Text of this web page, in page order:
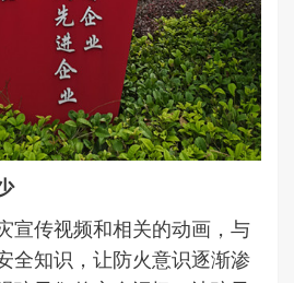
宣传视频和相关的动画，与
全知识，让防火意识逐渐渗